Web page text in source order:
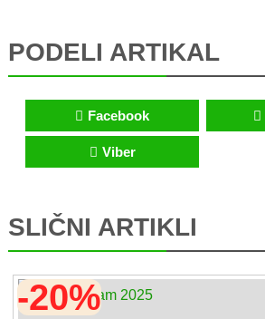
PODELI ARTIKAL
Facebook
Viber
SLIČNI ARTIKLI
-20%